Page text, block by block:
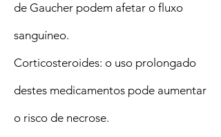
de Gaucher podem afetar o fluxo
sanguíneo.
Corticosteroides: o uso prolongado
destes medicamentos pode aumentar
o risco de necrose.